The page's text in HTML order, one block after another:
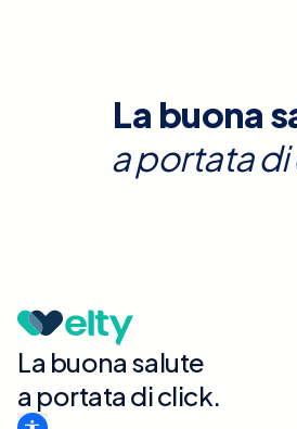
La buona
a portata di
La buona salute
a portata di click.